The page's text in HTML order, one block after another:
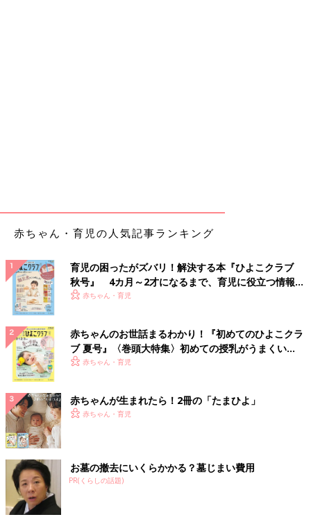
てる感じです。過去の自分、頑張った！と自分で自分を褒めてあ
げたい」
「子どもが3人います。学費は子どもが小さい頃からコツコツ貯
めて全額貯蓄済みのつもりでしたが、学費が年間500万円予想で
したが、浪人・留年や大学院など想定外になってきて貯蓄の切り
崩しです。まだまだ先が長いです」
「家計簿はきっちり付けています。でも、虚しくなるので見返し
たり、反省したりとかはしてません。学費もローンも終わったら
老後資金貯めるぞ～と思っています。が、家も傷んできているの
で、やっぱり貯められそうもありません。子どもが小さい頃が貯
めどきだったって今なら分かります。もう遅いですけどね」
子どもが卒業するまでは…
「長男が私立高校に入ったあたりから貯金が出来ずむしろマイナ
ス生活。息子2人にかかるお金が諭吉大脱走で家計簿つけてもつ
らいばっかり。どこから借りようか？と考えてます。息子が大学
卒業するまで踏ん張って、そこからしっかり貯めますよー」
赤ちゃん・育児の人気記事ランキング
育児の困ったがズバリ！解決する本『ひよこクラブ
秋号』 4カ月～2才になるまで、育児に役立つ情報が
いっぱい！
赤ちゃん・育児
赤ちゃんのお世話まるわかり！『初めてのひよこクラ
ブ 夏号』〈巻頭大特集〉初めての授乳がうまくい
く！ おっぱい・ミルクの基本と夏のトラブル 解決テ
赤ちゃん・育児
赤ちゃんが生まれたら！2冊の「たまひよ」
赤ちゃん・育児
お墓の撤去にいくらかかる？墓じまい費用
PR(くらしの話題)